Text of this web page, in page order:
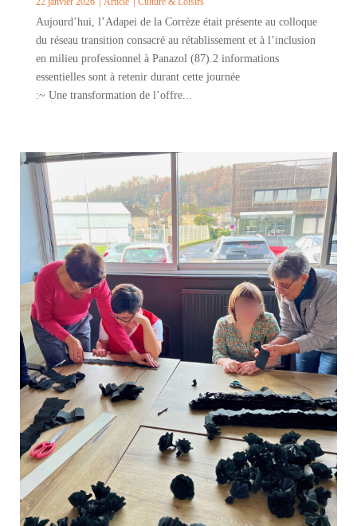
Aujourd’hui, l’Adapei de la Corrèze était présente au colloque
du réseau transition consacré au rétablissement et à l’inclusion
en milieu professionnel à Panazol (87).2 informations
essentielles sont à retenir durant cette journée
:~ Une transformation de l’offre...